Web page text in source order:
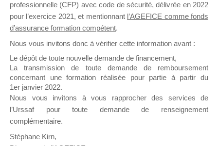
Ce groupe est destiné aux Organismes de
Formation qui souhaitent répondre à l’Appel à
Propositions Mallette du Dirigeant.
sur lequel il est possible de laisser un message
ou poser une question.
NB : Il est nécessaire d’être
pouvoir rejoindre ce groupe
professionnelle (CFP) avec code de sécurité, délivrée en 2022
pour l’exercice 2021, et mentionnant l’AGEFICE comme fonds
d’assurance formation compétent.
Nous vous invitons donc à vérifier cette information avant :
Le dépôt de toute nouvelle demande de financement,
La transmission de toute demande de remboursement
concernant une formation réalisée pour partie à partir du
1er janvier 2022.
Nous vous invitons à vous rapprocher des services de
l’Urssaf pour toute demande de renseignement
complémentaire.
Stéphane Kirn,